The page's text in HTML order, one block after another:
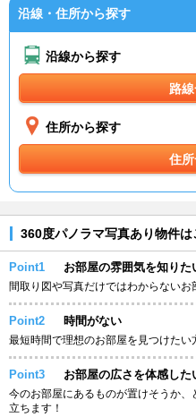
沿線・住所から探す
沿線から探す
路
住所から探す
住
360度パノラマ写真あり物件
Point1 お部屋の雰囲気を知りた
間取り図や写真だけではわからないお
Point2 時間がない
最短時間で理想のお部屋を見つけたい
Point3 お部屋の広さを体感した
今のお部屋にあるものが置けそうか
立ちます！